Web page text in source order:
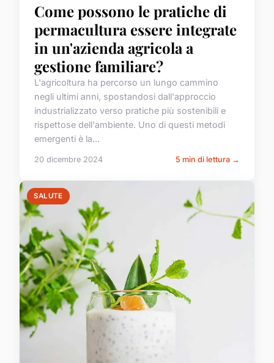
Come possono le pratiche di
permacultura essere integrate
in un'azienda agricola a
gestione familiare?
L'agricoltura ha percorso un lungo cammino
negli ultimi anni, spostandosi dall'approccio
industrializzato verso pratiche più sostenibili e
rispettose dell'ambiente. Uno di questi metodi
emergenti è la...
20 dicembre 2024 5 min di lettura →
SALUTE